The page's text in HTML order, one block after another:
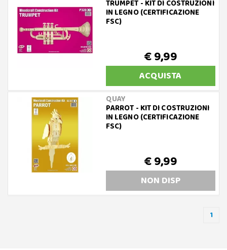
TRUMPET - KIT DI COSTRUZIONI
IN LEGNO (CERTIFICAZIONE
FSC)
€ 9,99
ACQUISTA
QUAY
PARROT - KIT DI COSTRUZIONI
IN LEGNO (CERTIFICAZIONE
FSC)
€ 9,99
NON DISP
1